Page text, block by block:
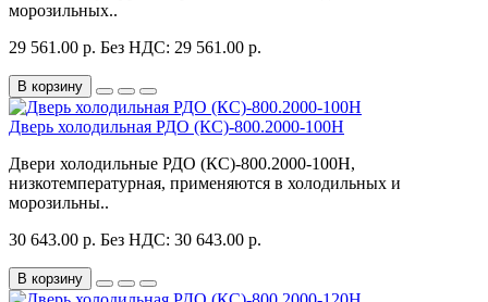
морозильных..
29 561.00 р. Без НДС: 29 561.00 р.
В корзину
Дверь холодильная РДО (КС)-800.2000-100Н
Двери холодильные РДО (КС)-800.2000-100Н,
низкотемпературная, применяются в холодильных и
морозильны..
30 643.00 р. Без НДС: 30 643.00 р.
В корзину